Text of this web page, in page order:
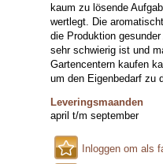
kaum zu lösende
wertlegt. Die
die Produktion
sehr schwierig ist und
Gartencentern kaufen
um den Eigenbedarf zu
Leveringsmaanden
april t/m september
Inloggen om als